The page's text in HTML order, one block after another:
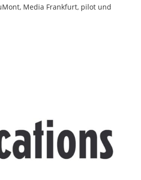
Media Frankfurt, pilot und